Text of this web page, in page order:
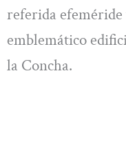
referida
emblemático
la Concha.